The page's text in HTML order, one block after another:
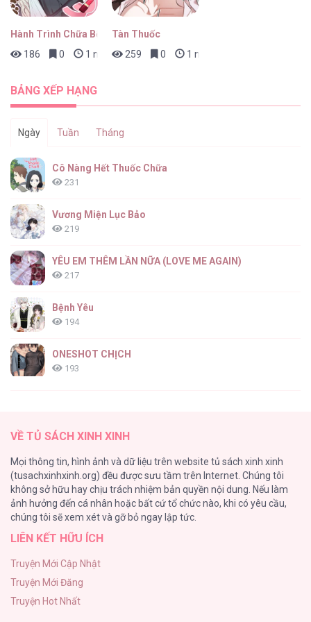
Hành Trình Chữa Bệnh Bám Chủ Của Cún Nhà Tôi
186
0 1 ngày trước
Tàn Thuốc
259
0 1 ngày trước
BẢNG XẾP HẠNG
Ngày Tuần Tháng
Cô Nàng Hết Thuốc Chữa
231
Vương Miện Lục Bảo
219
YÊU EM THÊM LẦN NỮA (LOVE ME AGAIN)
217
Bệnh Yêu
194
ONESHOT CHỊCH
193
184
Cuộc Sống Sung Sướng Trong Tù
140
Đứa Nhỏ Không Phải Là Con Anh
Mùa Xuân Hoa Nở
104
VỀ TỦ SÁCH XINH XINH
Mọi thông tin, hình ảnh và dữ liệu trên website tủ sách xinh xinh
(tusachxinhxinh.org) đều được sưu tầm trên Internet. Chúng tôi
không sở hữu hay chịu trách nhiệm bản quyền nội dung. Nếu làm
ảnh hưởng đến cá nhân hoặc bất cứ tổ chức nào, khi có yêu cầu,
chúng tôi sẽ xem xét và gỡ bỏ ngay lập tức.
LIÊN KẾT HỮU ÍCH
Truyện Mới Cập Nhật
Truyện Mới Đăng
Truyện Hot Nhất